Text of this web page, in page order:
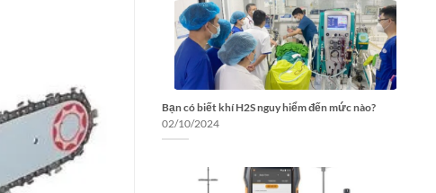
Bạn có biết khí H2S nguy hiểm đến mức nào?
02/10/2024